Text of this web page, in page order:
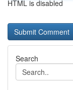
HTML is disabled
Search